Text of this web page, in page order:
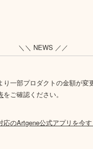
＼＼ NEWS ／／
一部プロダクトの金額が変
をご確認ください。
応のArtgene公式アプリを今